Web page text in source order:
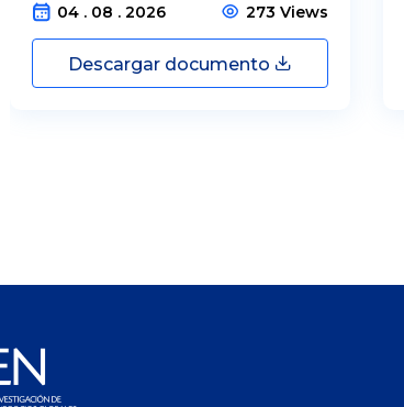
04 . 08 . 2026 273 Views
Descargar documento